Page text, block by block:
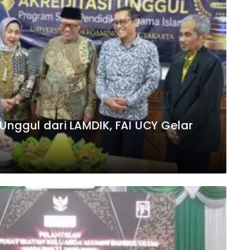
dari LAMDIK, FAI UCY Gelar